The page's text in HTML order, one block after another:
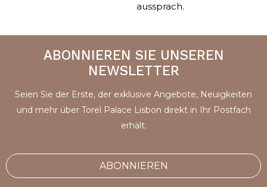
aussprach.
ABONNIEREN SIE UNSEREN
NEWSLETTER
Seien Sie der Erste, der exklusive Angebote, Neuigkeiten
und mehr über Torel Palace Lisbon direkt in Ihr Postfach
erhält.
ABONNIEREN